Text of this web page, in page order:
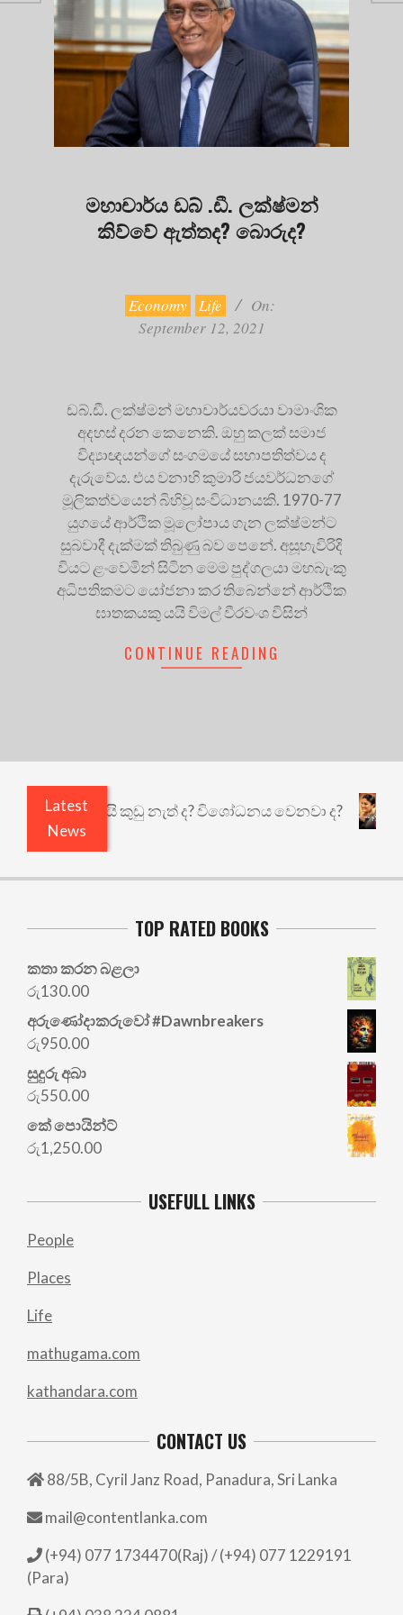
මහාචාර්ය ඩබ් .ඩී. ලක්ෂ්මන්
කිව්වේ ඇත්තද? බොරුද?
Economy Life
On:
September 12, 2021
ඩබ්.ඩී. ලක්ෂ්මන් මහාචාර්යවරයා වාමාංශික
අදහස් දරන කෙනෙකි. ඔහු කලක් සමාජ
විද්‍යාඥයන්ගේ සංගමයේ සභාපතිත්වය ද
දැරුවේය. එය වනාහි කුමාරි ජයවර්ධනගේ
මූලිකත්වයෙන් බිහිවූ සංවිධානයකි. 1970-77
යුගයේ ආර්ථික මූලෝපාය ගැන ලක්ෂ්මන්ට
සුබවාදී දැක්මක් තිබුණු බව පෙනේ. අසූහැවිරිදි
වියට ළංවෙමින් සිටින මෙම පුද්ගලයා මහබැංකු
අධිපතිකමට යෝජනා කර තිබෙන්නේ ආර්ථික
ඝාතකයකු යයි විමල් වීරවංශ විසින්
CONTINUE READING
Latest
News
ඇතුළෙයි කුඩු නැත් ද? විශෝධනය වෙනවා ද?
TOP RATED BOOKS
කතා කරන බළලා
රු130.00
අරු‍ණෝදාකරුවෝ #Dawnbreakers
රු950.00
සුදුරු අබා
රු550.00
කේ පොයින්ට්
රු1,250.00
USEFULL LINKS
People
Places
Life
mathugama.com
kathandara.com
CONTACT US
88/5B, Cyril Janz Road, Panadura, Sri Lanka
mail@contentlanka.com
(+94) 077 1734470(Raj) / (+94) 077 1229191
(Para)